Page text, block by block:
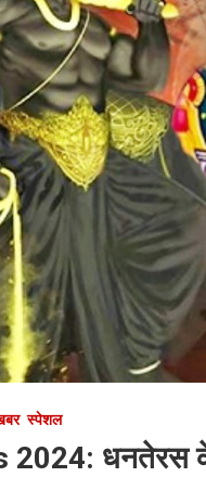
स्पेशल
धनतेरस के